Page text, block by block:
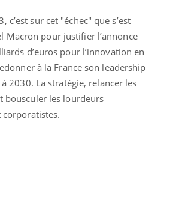
c’est sur cet "échec" que s’est
Macron pour justifier l’annonce
d’euros pour l’innovation en
à la France son leadership
2030. La stratégie, relancer les
bousculer les lourdeurs